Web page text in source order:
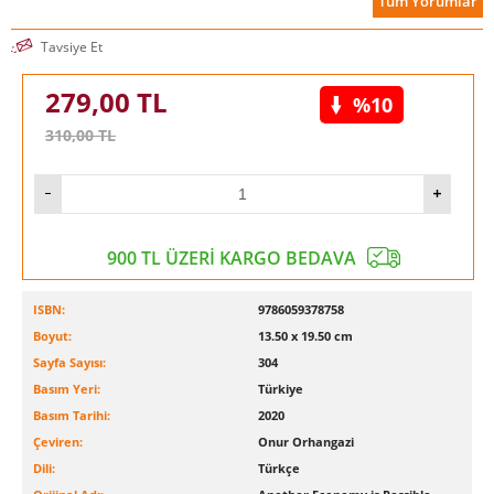
kaynaklanan insani ızdırabı kanıtladığı anda, paylaşım ve
dayanışma kültürleri üzerinde temellenen ve bazıları bu tam
vaktinde yazılmış olan çığır açıcı kitapta incelenmiş olan,
-Paul Mason, Kapitalizm Sonrası: Geleceğimiz İçin Bir
Kılavuz’un yazarı
Tavsiye Et
279,00 TL
310,00TL
%10
900 TL ÜZERİ KARGO BEDAVA
ISBN:
9786059378758
Boyut:
13.50 x 19.50 cm
Sayfa Sayısı:
304
Basım Yeri:
Türkiye
Basım Tarihi:
2020
Çeviren:
Onur Orhangazi
Dili:
Türkçe